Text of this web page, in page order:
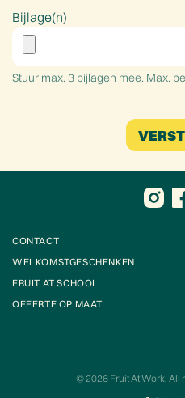
Bijlage(n)
Stuur max. 3 bijlagen mee. Max.
CONTACT
WELKOMSTGESCHENKEN
FRUIT AT SCHOOL
OFFERTE OP MAAT
© 2026 Fruit At Work. All